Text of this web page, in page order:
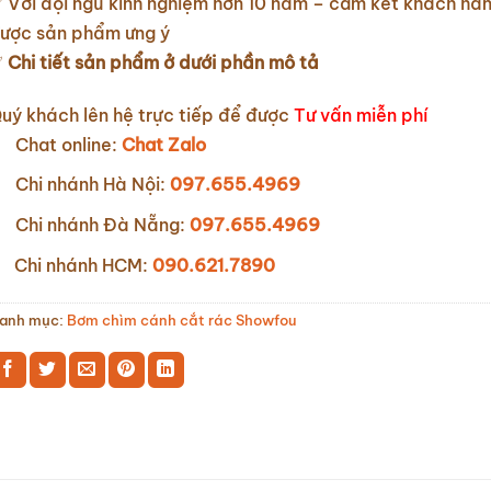
sản phẩm ưng ý
Chi tiết sản phẩm ở dưới phần mô tả
khách lên hệ trực tiếp để đượcTư vấn miễn phí
Chat online: Chat Zalo
Chi nhánh Hà Nội: 097.655.4969
Chi nhánh Đà Nẵng: 097.655.4969
Chi nhánh HCM: 090.621.7890
mục: Bơm chìm cánh cắt rác Showfou